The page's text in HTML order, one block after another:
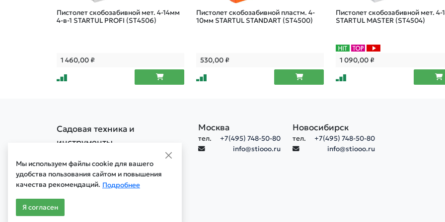
Пистолет скобозабивной мет. 4-14мм
4-в-1 STARTUL PROFI (ST4506)
1 460,00₽
Пистолет скобозабивной пластм. 4-
10мм STARTUL STANDART (ST4500)
530,00₽
Пистолет скобозабивной мет. 4-
STARTUL MASTER (ST4504)
1 090,00₽
Мы используем файлы cookie для вашего
удобства пользования сайтом и повышения
качества рекомендаций. Подробнее
Я согласен
Садовая техника и
инструменты
Политика обработки cookie
Мобильная версия сайта
Старая версия сайта
© 1996 - 2026
Москва
тел.
+7(495) 748-50-80
info@stiooo.ru
Новосибирск
тел.
+7(495) 748-50-80
info@stiooo.ru